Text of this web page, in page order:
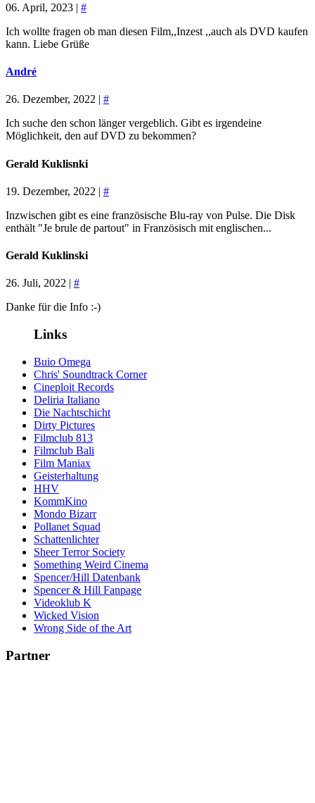
06. April, 2023 | #
Ich wollte fragen ob man diesen Film,,Inzest ,,auch als DVD kaufen
kann. Liebe Grüße
André
26. Dezember, 2022 | #
Ich suche den schon länger vergeblich. Gibt es irgendeine
Möglichkeit, den auf DVD zu bekommen?
Gerald Kuklisnki
19. Dezember, 2022 | #
Inzwischen gibt es eine französische Blu-ray von Pulse. Die Disk
enthält "Je brule de partout" in Französisch mit englischen...
Gerald Kuklinski
26. Juli, 2022 | #
Danke für die Info :-)
Links
Buio Omega
Chris' Soundtrack Corner
Cineploit Records
Deliria Italiano
Die Nachtschicht
Dirty Pictures
Filmclub 813
Filmclub Bali
Film Maniax
Geisterhaltung
HHV
KommKino
Mondo Bizarr
Pollanet Squad
Schattenlichter
Sheer Terror Society
Something Weird Cinema
Spencer/Hill Datenbank
Spencer & Hill Fanpage
Videoklub K
Wicked Vision
Wrong Side of the Art
Partner